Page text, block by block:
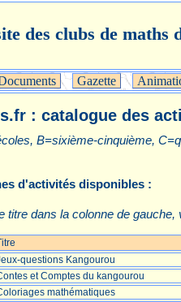
des clubs de maths
Gazette
: catalogue des
B=sixième-cinquième,
d'activités disponibles :
titre dans la colonne de
questions Kangourou
et Comptes du kangourou
mathématiques